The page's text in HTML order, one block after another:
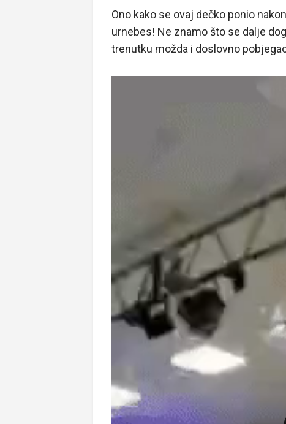
Ono kako se ovaj dečko ponio
urnebes! Ne znamo što se dalje
trenutku možda i doslovno